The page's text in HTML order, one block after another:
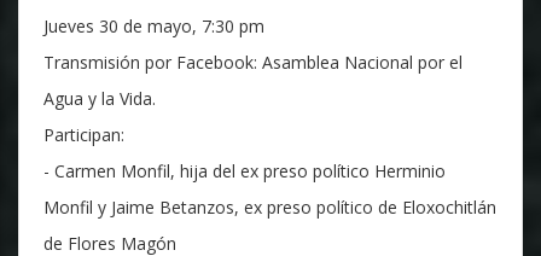
Jueves 30 de mayo, 7:30 pm
Transmisión por Facebook: Asamblea Nacional por el
Agua y la Vida.
Participan:
- Carmen Monfil, hija del ex preso político Herminio
Monfil y Jaime Betanzos, ex preso político de Eloxochitlán
de Flores Magón